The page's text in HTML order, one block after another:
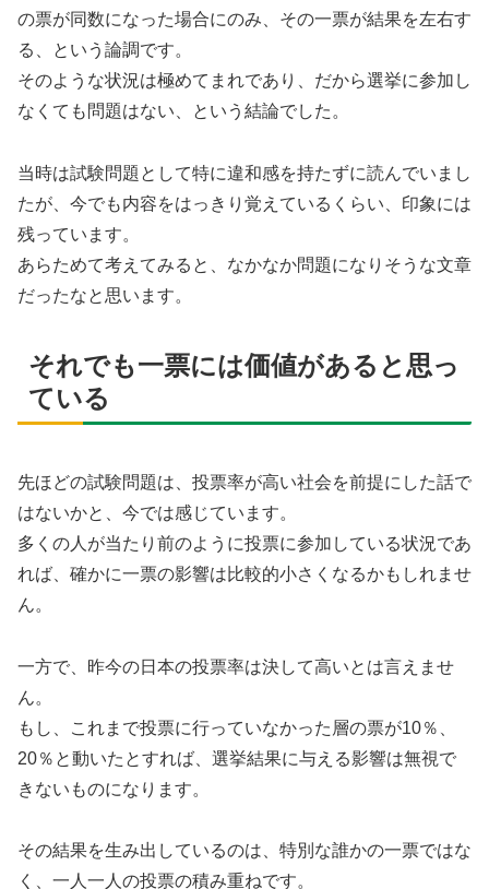
の票が同数になった場合にのみ、その一票が結果を左右す
る、という論調です。
そのような状況は極めてまれであり、だから選挙に参加し
なくても問題はない、という結論でした。
当時は試験問題として特に違和感を持たずに読んでいまし
たが、今でも内容をはっきり覚えているくらい、印象には
残っています。
あらためて考えてみると、なかなか問題になりそうな文章
だったなと思います。
それでも一票には価値があると思っ
ている
先ほどの試験問題は、投票率が高い社会を前提にした話で
はないかと、今では感じています。
多くの人が当たり前のように投票に参加している状況であ
れば、確かに一票の影響は比較的小さくなるかもしれませ
ん。
一方で、昨今の日本の投票率は決して高いとは言えませ
ん。
もし、これまで投票に行っていなかった層の票が10％、
20％と動いたとすれば、選挙結果に与える影響は無視で
きないものになります。
その結果を生み出しているのは、特別な誰かの一票ではな
く、一人一人の投票の積み重ねです。